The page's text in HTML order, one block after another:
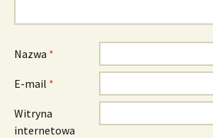
Nazwa *
E-mail *
Witryna
internetowa